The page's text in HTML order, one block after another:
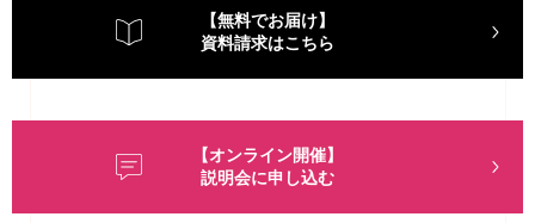
【無料でお届け】
資料請求はこちら
【オンライン開催】
説明会に申し込む